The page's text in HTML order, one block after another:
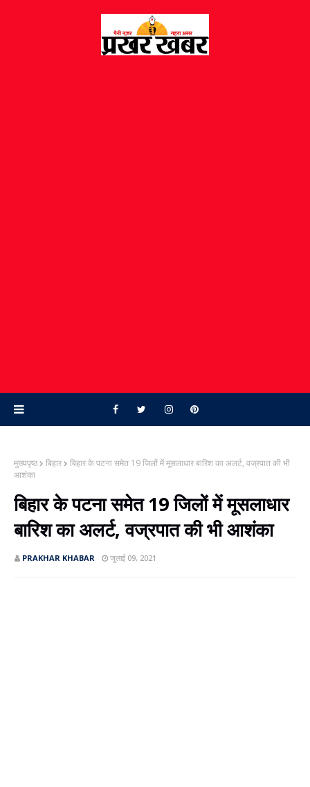
मुख्यपृष्ठ बिहार
बिहार के पटना समेत 19 जिलों में मूसलाधार बारिश का अलर्ट, वज्रपात की भी
आशंका
बिहार के पटना समेत 19 जिलों में मूसलाधार
बारिश का अलर्ट, वज्रपात की भी आशंका
PRAKHAR KHABAR जुलाई 09, 2021